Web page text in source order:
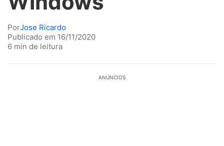
PorJose Ricardo
Publicado em 16/11/2020
6 min de leitura
ANÚNCIOS